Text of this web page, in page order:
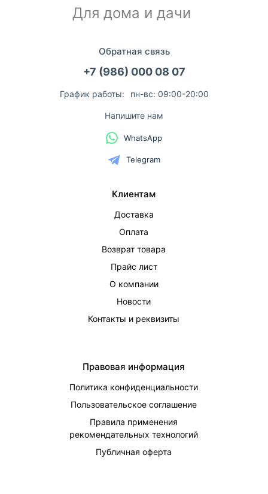
Для дома и дачи
Обратная связь
+7 (986) 000 08 07
График работы: пн-вс: 09:00-20:00
Напишите нам
WhatsApp
Telegram
Клиентам
Доставка
Оплата
Возврат товара
Прайс лист
О компании
Новости
Контакты и реквизиты
Правовая информация
Политика конфиденциальности
Пользовательское соглашение
Правила применения
рекомендательных технологий
Публичная оферта